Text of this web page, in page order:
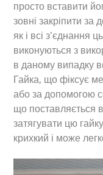
просто вставити
зовні закріпити
як і всі з’єднання
виконуються з
в даному випадку
Гайка, що фіксує
або за допомогою
що поставляється
затягувати цю
крихкий і може